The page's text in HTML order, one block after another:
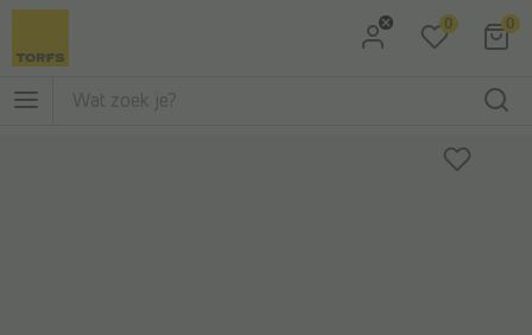
Ga naar Hoofdmenu
0 0